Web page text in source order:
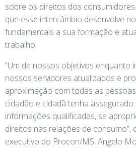
sobre os direitos dos
que esse intercâmbio desenvolve
fundamentais a sua formação e
trabalho.
“Um de nossos objetivos enquanto
nossos servidores atualizados e
aproximação com todas as
cidadão e cidadã tenha
informações qualificadas, se
direitos nas relações de
executivo do Procon/MS, Angelo